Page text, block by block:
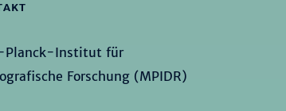
Planck-Institut für
Forschung (MPIDR)